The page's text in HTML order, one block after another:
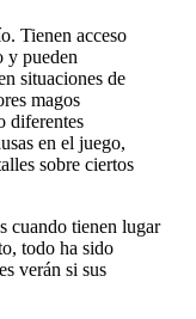
Tienen acceso
y pueden
situaciones de
magos
diferentes
en el juego,
sobre ciertos
cuando tienen lugar
todo ha sido
verán si sus